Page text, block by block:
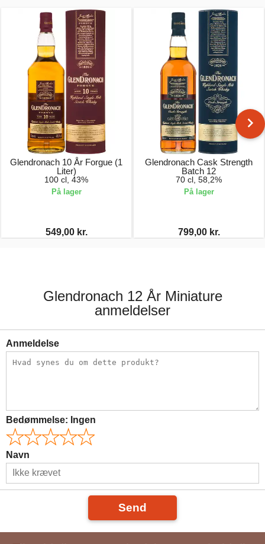
Glendronach 10 År Forgue (1
Liter)
100 cl, 43%
På lager
549,00 kr.
Glendronach Cask Strength
Batch 12
70 cl, 58,2%
På lager
799,00 kr.
Glendronach 12 År Miniature
anmeldelser
Anmeldelse
Bedømmelse: Ingen
Navn
Send